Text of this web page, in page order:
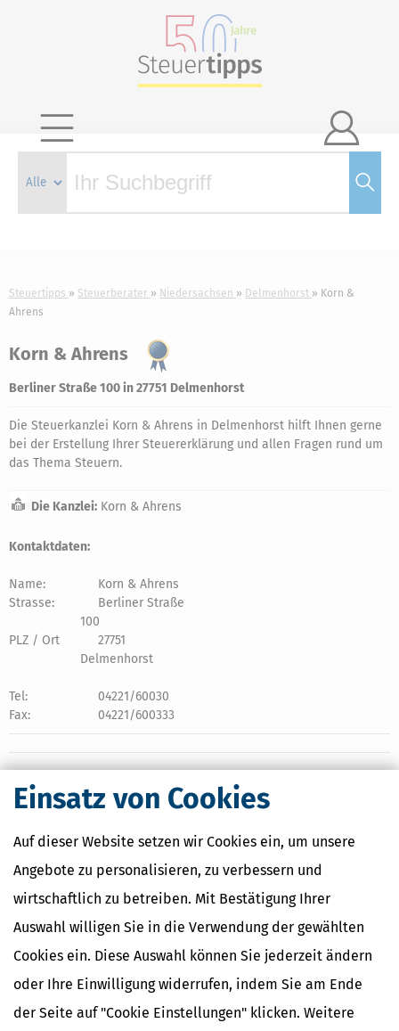
Einsatz von Cookies
Auf dieser Website setzen wir Cookies ein, um unsere
Angebote zu personalisieren, zu verbessern und
wirtschaftlich zu betreiben. Mit Bestätigung Ihrer
Auswahl willigen Sie in die Verwendung der gewählten
Cookies ein. Diese Auswahl können Sie jederzeit ändern
oder Ihre Einwilligung widerrufen, indem Sie am Ende
der Seite auf "Cookie Einstellungen" klicken. Weitere

Steuertipps Steuerberater Niedersachsen Delmenhorst
Korn &
Ahrens
Korn & Ahrens
Berliner Straße 100 in 27751 Delmenhorst
Die Steuerkanzlei Korn & Ahrens in Delmenhorst hilft Ihnen gerne
bei der Erstellung Ihrer Steuererklärung und allen Fragen rund um
das Thema Steuern.
Die Kanzlei: Korn & Ahrens
Kontaktdaten:
Name:
Korn & Ahrens
Strasse:
Berliner Straße
100
PLZ / Ort
27751
Delmenhorst
Tel:
04221/60030
Fax:
04221/600333